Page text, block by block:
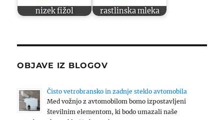
nizek fižol rastlinska mleka
OBJAVE IZ BLOGOV
Čisto vetrobransko in zadnje steklo avtomobila
Med vožnjo z avtomobilom bomo izpostavljeni
številnim elementom, ki bodo umazali naše